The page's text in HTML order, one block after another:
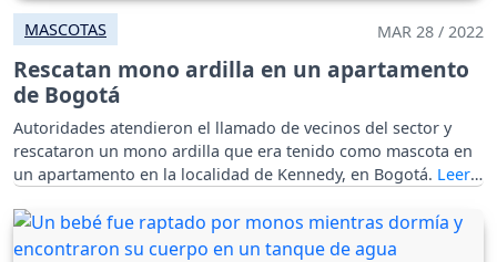
MASCOTAS MAR 28 / 2022
Rescatan mono ardilla en un apartamento
de Bogotá
Autoridades atendieron el llamado de vecinos del sector y
rescataron un mono ardilla que era tenido como mascota en
un apartamento en la localidad de Kennedy, en Bogotá.